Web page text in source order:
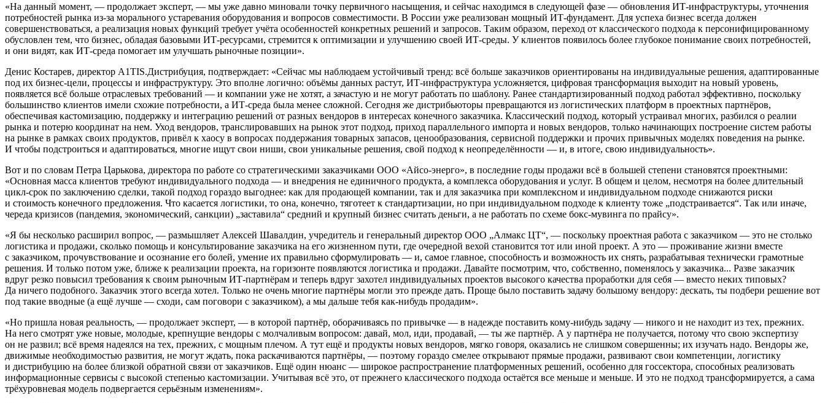
«На данный момент, — продолжает эксперт, — мы уже давно миновали точку первичного насыщения, и сейчас находимся в следующей фазе — обновления ИТ-инфраструктуры, уточнения
потребностей рынка из-за морального устаревания оборудования и вопросов совместимости. В России уже реализован мощный ИТ-фундамент. Для успеха бизнес всегда должен
совершенствоваться, а реализация новых функций требует учёта особенностей конкретных решений и запросов. Таким образом, переход от классического подхода к персонифицированному
обусловлен тем, что бизнес, обладая базовыми ИТ-ресурсами, стремится к оптимизации и улучшению своей ИТ-среды. У клиентов появилось более глубокое понимание своих потребностей,
и они видят, как ИТ-среда помогает им улучшать рыночные позиции».
Денис Костарев, директор A1TIS.Дистрибуция, подтверждает: «Сейчас мы наблюдаем устойчивый тренд: всё больше заказчиков ориентированы на индивидуальные решения, адаптированные
под их бизнес-цели, процессы и инфраструктуру. Это вполне логично: объёмы данных растут, ИТ-инфраструктура усложняется, цифровая трансформация выходит на новый уровень,
появляется всё больше отраслевых требований — и компании уже не хотят, а зачастую и не могут работать по шаблону. Ранее стандартизированный подход работал эффективно, поскольку
большинство клиентов имели схожие потребности, а ИТ-среда была менее сложной. Сегодня же дистрибьюторы превращаются из логистических платформ в проектных партнёров,
обеспечивая кастомизацию, поддержку и интеграцию решений от разных вендоров в интересах конечного заказчика. Классический подход, который устраивал многих, разбился о реалии
рынка и потерю координат на нем. Уход вендоров, транслировавших на рынок этот подход, приход параллельного импорта и новых вендоров, только начинающих построение систем работы
на рынке в рамках своих продуктов, привёл к хаосу в вопросах поддержания товарных запасов, ценообразования, сервисной поддержки и прочих привычных моделях поведения на рынке.
И чтобы подстроиться и адаптироваться, многие ищут свои ниши, свои уникальные решения, свой подход к неопределённости — и, в итоге, свою индивидуальность».
Вот и по словам Петра Царькова, директора по работе со стратегическими заказчиками ООО «Айсо-энерго», в последние годы продажи всё в большей степени становятся проектными:
«Основная масса клиентов требуют индивидуального подхода — и внедрения не единичного продукта, а комплекса оборудования и услуг. В общем и целом, несмотря на более длительный
цикл-срок по заключению сделки, такой подход гораздо выгоднее: как для продающей компании, так и для заказчика при комплексном и индивидуальном подходе снижаются риски
и стоимость конечного предложения. Что касается логистики, то она, конечно, тяготеет к стандартизации, но при индивидуальном подходе к клиенту тоже „подстраивается“. Так или иначе,
череда кризисов (пандемия, экономический, санкции) „заставила“ средний и крупный бизнес считать деньги, а не работать по схеме бокс-мувинга по прайсу».
«Я бы несколько расширил вопрос, — размышляет Алексей Шавалдин, учредитель и генеральный директор ООО „Алмакс ЦТ“, — поскольку проектная работа с заказчиком — это не столько
логистика и продажи, сколько помощь и консультирование заказчика на его жизненном пути, где очередной вехой становится тот или иной проект. А это — проживание жизни вместе
с заказчиком, прочувствование и осознание его болей, умение их правильно сформулировать — и, самое главное, способность и возможность их снять, разрабатывая технически грамотные
решения. И только потом уже, ближе к реализации проекта, на горизонте появляются логистика и продажи. Давайте посмотрим, что, собственно, поменялось у заказчика... Разве заказчик
вдруг резко повысил требования к своим рыночным ИТ-партнёрам и теперь вдруг захотел индивидуальных проектов высокого качества проработки для себя — вместо неких типовых?
Да ничего подобного. Заказчик этого всегда хотел. Только не очень многие партнёры могли это прежде дать. Проще было поставить задачу большому вендору: дескать, ты подбери решение вот
под такие вводные (а ещё лучше — сходи, сам поговори с заказчиком), а мы дальше тебя как-нибудь продадим».
«Но пришла новая реальность, — продолжает эксперт, — в которой партнёр, оборачиваясь по привычке — в надежде поставить кому-нибудь задачу — никого и не находит из тех, прежних.
На него смотрят уже новые, молодые, крепнущие вендоры с молчаливым вопросом: давай, мол, иди, продавай, — ты же партнёр. А у партнёра не получается, потому что свою экспертизу
он не развил; всё время надеялся на тех, прежних, с мощным плечом. А тут ещё и продукты новых вендоров, мягко говоря, оказались не слишком совершенны; их изучать надо. Вендоры же,
движимые необходимостью развития, не могут ждать, пока раскачиваются партнёры, — поэтому гораздо смелее открывают прямые продажи, развивают свои компетенции, логистику
и дистрибуцию на более близкой обратной связи от заказчиков. Ещё один нюанс — широкое распространение платформенных решений, особенно для госсектора, способных реализовать
информационные сервисы с высокой степенью кастомизации. Учитывая всё это, от прежнего классического подхода остаётся все меньше и меньше. И это не подход трансформируется, а сама
трёхуровневая модель подвергается серьёзным изменениям».